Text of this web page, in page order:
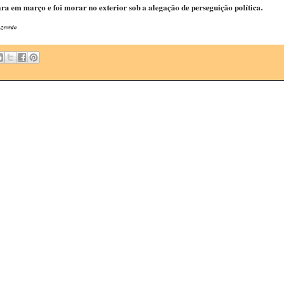
em março e foi morar no exterior sob a alegação de perseguição política.